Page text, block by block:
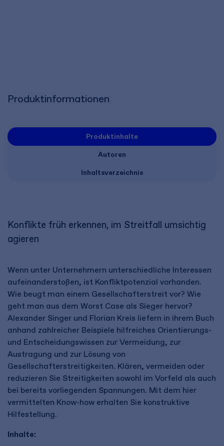
Produktinformationen
Produktinhalte
Autoren
Inhaltsverzeichnis
Konflikte früh erkennen, im Streitfall umsichtig
agieren
Wenn unter Unternehmern unterschiedliche Interessen
aufeinanderstoßen, ist Konfliktpotenzial vorhanden.
Wie beugt man einem Gesellschafterstreit vor? Wie
geht man aus dem Worst Case als Sieger hervor?
Alexander Singer und Florian Kreis liefern in ihrem Buch
anhand zahlreicher Beispiele hilfreiches Orientierungs-
und Entscheidungswissen zur Vermeidung, zur
Austragung und zur Lösung von
Gesellschafterstreitigkeiten. Klären, vermeiden oder
reduzieren Sie Streitigkeiten sowohl im Vorfeld als auch
bei bereits vorliegenden Spannungen. Mit dem hier
vermittelten Know-how erhalten Sie konstruktive
Hilfestellung.
Inhalte: